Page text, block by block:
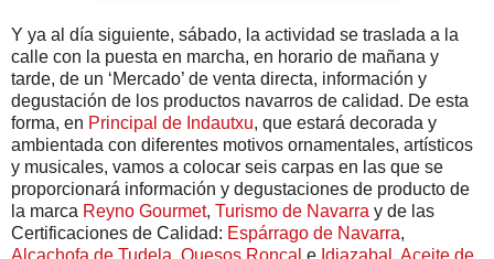
Y ya al día siguiente, sábado, la actividad se traslada a la
calle con la puesta en marcha, en horario de mañana y
tarde, de un ‘Mercado’ de venta directa, información y
degustación de los productos navarros de calidad. De esta
forma, en Principal de Indautxu, que estará decorada y
ambientada con diferentes motivos ornamentales, artísticos
y musicales, vamos a colocar seis carpas en las que se
proporcionará información y degustaciones de producto de
la marca Reyno Gourmet, Turismo de Navarra y de las
Certificaciones de Calidad: Espárrago de Navarra,